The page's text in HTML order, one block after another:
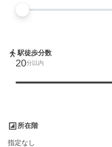
駅徒歩分数
20分以内
所在階
指定なし